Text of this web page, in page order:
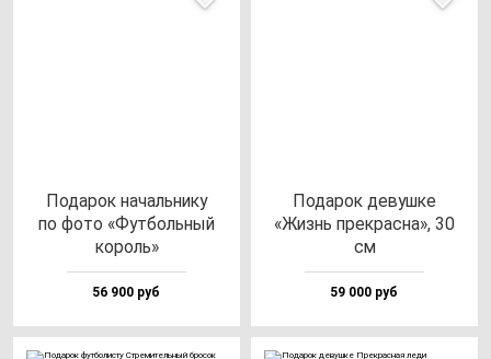
Пода­рок на­чаль­ни­ку
по фо­то «Фут­боль­ный
ко­роль»
56 900 руб
Пода­рок де­вуш­ке
«Жизнь прек­рас­на», 30
см
59 000 руб